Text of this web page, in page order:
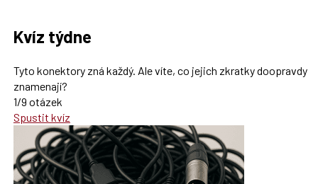
Kvíz týdne
Tyto konektory zná každý. Ale víte, co jejich zkratky doopravdy
znamenají?
1/9 otázek
Spustit kvíz